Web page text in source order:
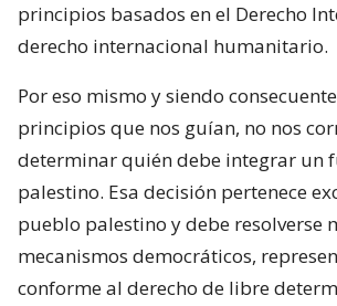
principios basados en el Derecho
derecho internacional humanitario.
Por eso mismo y siendo
principios que nos guían, no nos
determinar quién debe integrar un
palestino. Esa decisión pertenece
pueblo palestino y debe resolverse
mecanismos democráticos,
conforme al derecho de libre